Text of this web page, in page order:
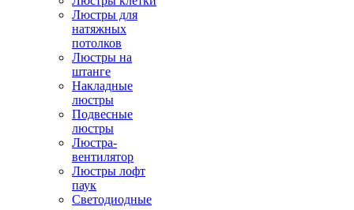
Люстры для
натяжных
потолков
Люстры на
штанге
Накладные
люстры
Подвесные
люстры
Люстра-
вентилятор
Люстры лофт
паук
Светодиодные